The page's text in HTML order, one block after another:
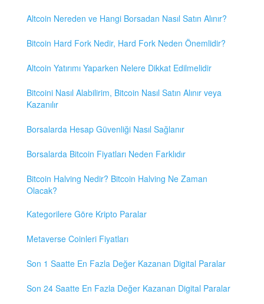
Altcoin Nereden ve Hangi Borsadan Nasıl Satın Alınır?
Bitcoin Hard Fork Nedir, Hard Fork Neden Önemlidir?
Altcoin Yatırımı Yaparken Nelere Dikkat Edilmelidir
Bitcoini Nasıl Alabilirim, Bitcoin Nasıl Satın Alınır veya
Kazanılır
Borsalarda Hesap Güvenliği Nasıl Sağlanır
Borsalarda Bitcoin Fiyatları Neden Farklıdır
Bitcoin Halving Nedir? Bitcoin Halving Ne Zaman
Olacak?
Kategorilere Göre Kripto Paralar
Metaverse Coinleri Fiyatları
Son 1 Saatte En Fazla Değer Kazanan Digital Paralar
Son 24 Saatte En Fazla Değer Kazanan Digital Paralar